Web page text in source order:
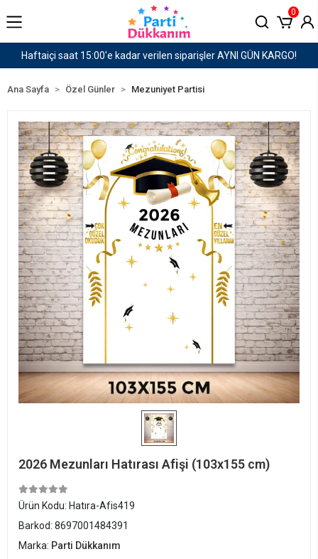
KARGO! 1500 TL ve Üzeri Kargo Ücretsiz!
0
Ana Sayfa Özel Günler Mezuniyet Partisi
2026 Mezunları Hatırası Afişi (103x155 cm)
Ürün Kodu: Hatıra-Afis419
Barkod: 8697001484391
Marka: Parti Dükkanım